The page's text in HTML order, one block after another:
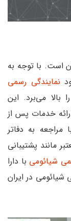
است. با توجه به
نمایندگی رسمی
می‌برد. این
خدمات پس از
مراجعه به دفاتر
مانند پشتیبانی
شیائومی با دارا
شیائومی در ایران